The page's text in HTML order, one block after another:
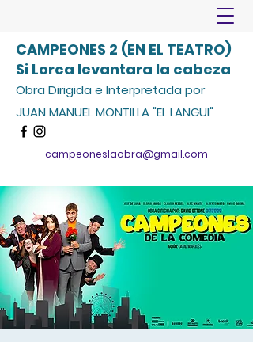
CAMPEONES 2 (EN EL TEATRO)
Si Lorca levantara la cabeza
Obra Dirigida e Interpretada por
JUAN MANUEL MONTILLA "EL LANGUI"
campeoneslaobra@gmail.com